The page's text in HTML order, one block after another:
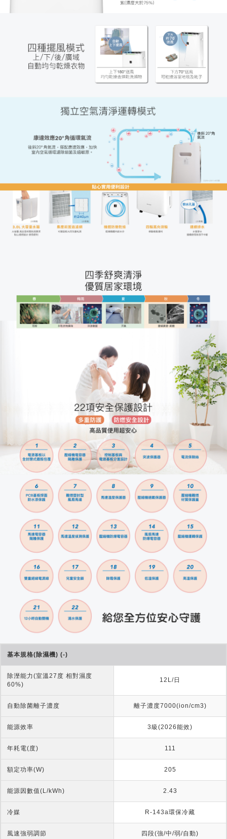
基本規格(除濕機) (-)
除溼能力(室溫27度 相對濕度
60%)
12L/日
自動除菌離子濃度 離子濃度7000(ion/cm3)
能源效率 3級(2026能效)
年耗電(度) 111
額定功率(W) 205
能源因數值(L/kWh) 2.43
冷媒 R-143a環保冷藏
風速強弱調節 四段(強/中/弱/自動)